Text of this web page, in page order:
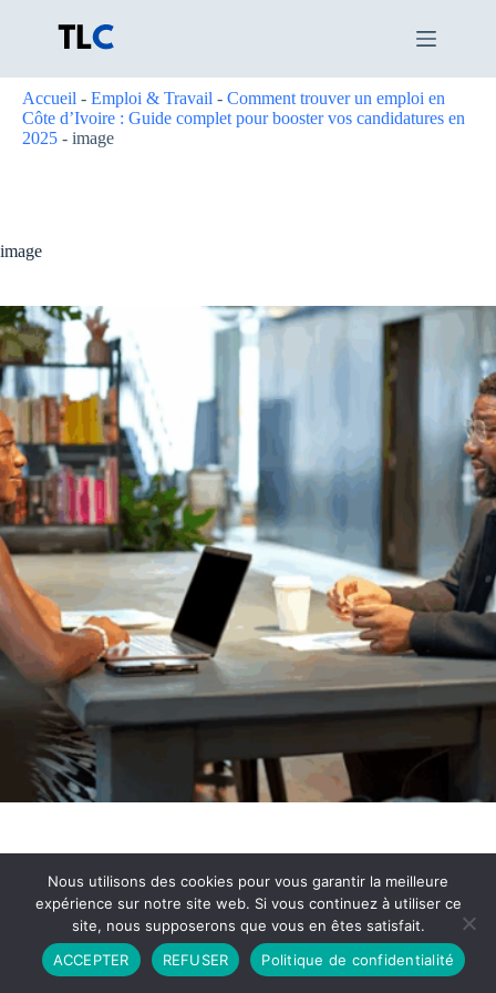
Accueil - Emploi & Travail - Comment trouver un emploi en
Côte d’Ivoire : Guide complet pour booster vos candidatures en
2025 - image
image
Partenariat Contact
Politique de Confidentialité
CGU
Copyright © 2026 - Propulsé par DIEUDUDIABLE
Nous utilisons des cookies pour vous garantir la meilleure
expérience sur notre site web. Si vous continuez à utiliser ce
site, nous supposerons que vous en êtes satisfait.
ACCEPTER
REFUSER Politique de confidentialité